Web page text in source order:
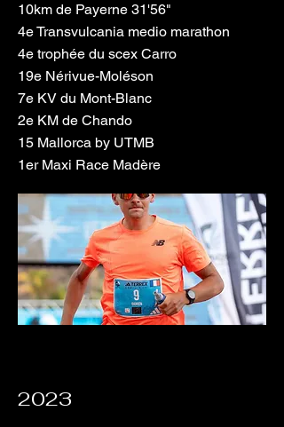
10km de Payerne 31'56"
4e Transvulcania medio marathon
4e trophée du scex Carro
19e Nérivue-Moléson
7e KV du Mont-Blanc
2e KM de Chando
15 Mallorca by UTMB
1er Maxi Race Madère
2023